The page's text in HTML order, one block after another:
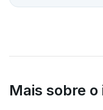
Mais sobre o